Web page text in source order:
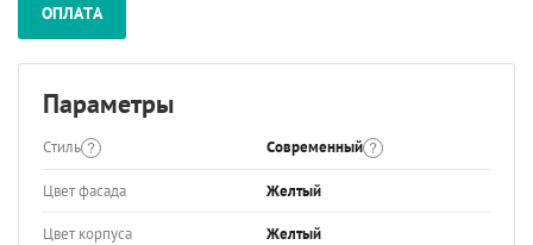
ОПЛАТА
Параметры
Стиль Современный
Цвет фасада Желтый
Цвет корпуса Желтый